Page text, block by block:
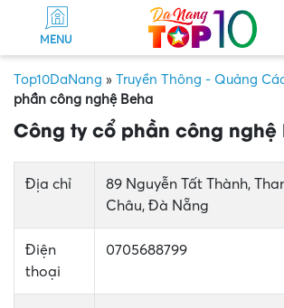
MENU
Top10DaNang » Truyền Thông - Quảng
phần công nghệ Beha
Công ty cổ phần công nghệ
Địa chỉ
89 Nguyễn Tất Thành,
Châu, Đà Nẵng
Điện
thoại
0705688799